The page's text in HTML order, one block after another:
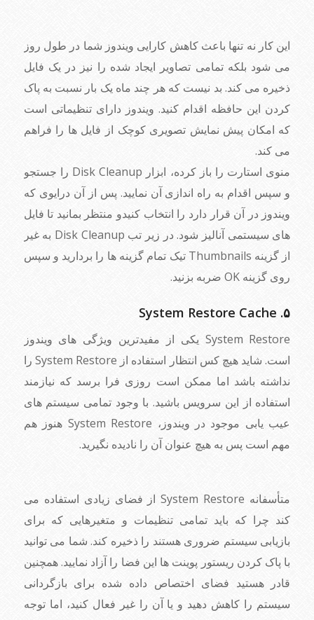
این کار نه تنها باعث کاهش کارایی ویندوز شما در طول روز
می شود بلکه تمامی تصاویر ایجاد شده را نیز در یک فایل
ذخیره می کند. بد نیست که هر چند ماه یک بار نسبت به پاک
کردن این حافظه اقدام کنید. ویندوز دارای تنظیماتی است
که امکان پیش نمایش تصویری کوچک از فایل ها را فراهم
می کند.
منوی استارت را باز کرده، ابزار Disk Cleanup را جستجو
و سپس اقدام به راه اندازی آن نمایید. پس از آن درایوی که
ویندوز در آن قرار دارد را انتخاب کنیدو منتظر بمانید تا فایل
های سیستمی آنالیز شود. در زیر تب Disk Cleanup به غیر
از گزینه Thumbnails تیک تمام گزینه ها را بردارید و سپس
روی گزینه OK ضربه بزنید.
۵. System Restore Cache
System Restore یکی از مفیدترین ویژگی های ویندوز
است. شاید هیچ کس انتظار استفاده از System Restore را
نداشته باشد اما ممکن است روزی فرا برسد که نیازمند
استفاده از این سرویس باشید. با وجود تمامی سیستم های
عیب یابی موجود در ویندوز، System Restore هنوز هم
مهم است پس به هیچ عنوان آن را نادیده نگیرید.
متأسفانه System Restore از فضای زیادی استفاده می
کند چرا که باید تمامی تنظیمات و متغیرهایی که برای
بازیابی سیستم ضروری هستند را ذخیره کند. شما می توانید
با پاک کردن ریستور پوینت ها این فضا را آزاد نمایید. همچنین
قادر هستید فضای اختصاص داده شده برای بازگردانی
سیستم را کاهش دهید و یا آن را غیر فعال کنید، اما توجه